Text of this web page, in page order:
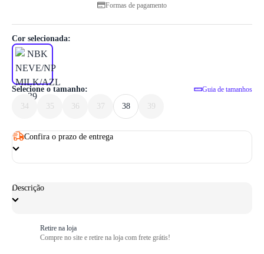
1/ 6
Formas de pagamento
Selecione o tamanho: Guia de tamanhos
34 35 36 37 38 39
Cor selecionada:
Confira o prazo de entrega
Descrição
Retire na loja
Compre no site e retire na loja com frete grátis!